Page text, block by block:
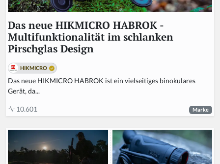
Das neue HIKMICRO HABROK -
Multifunktionalität im schlanken
Pirschglas Design
HIKMICRO
Das neue HIKMICRO HABROK ist ein vielseitiges binokulares
Gerät, da...
10.601 Marke